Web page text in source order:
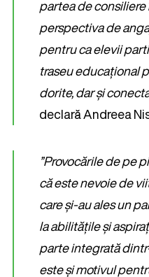
partea de consiliere
perspectiva de
pentru ca elevii
traseu educațional
dorite, dar și
declară Andreea
”Provocările de pe
că este nevoie de
care și-au ales un
la abilitățile și
parte integrată
este și motivul